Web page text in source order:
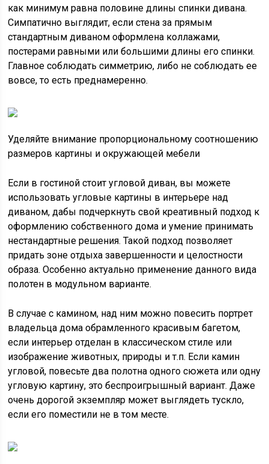
как минимум равна половине длины спинки дивана.
Симпатично выглядит, если стена за прямым
стандартным диваном оформлена коллажами,
постерами равными или большими длины его спинки.
Главное соблюдать симметрию, либо не соблюдать ее
вовсе, то есть преднамеренно.
Уделяйте внимание пропорциональному соотношению
размеров картины и окружающей мебели
Если в гостиной стоит угловой диван, вы можете
использовать угловые картины в интерьере над
диваном, дабы подчеркнуть свой креативный подход к
оформлению собственного дома и умение принимать
нестандартные решения. Такой подход позволяет
придать зоне отдыха завершенности и целостности
образа. Особенно актуально применение данного вида
полотен в модульном варианте.
В случае с камином, над ним можно повесить портрет
владельца дома обрамленного красивым багетом,
если интерьер отделан в классическом стиле или
изображение животных, природы и т.п. Если камин
угловой, повесьте два полотна одного сюжета или одну
угловую картину, это беспроигрышный вариант. Даже
очень дорогой экземпляр может выглядеть тускло,
если его поместили не в том месте.